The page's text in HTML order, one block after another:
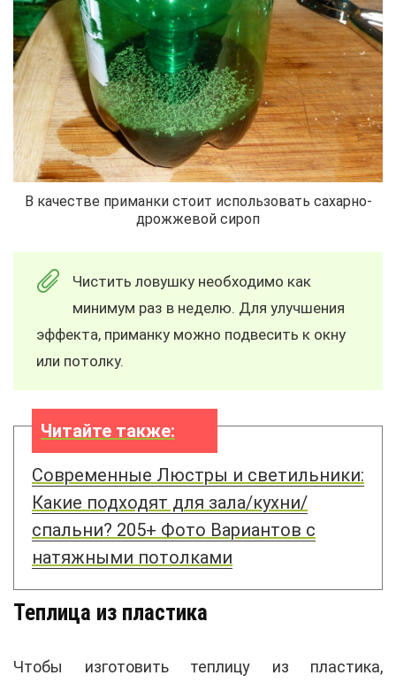
В качестве приманки стоит использовать сахарно-
дрожжевой сироп
Чистить ловушку необходимо как
минимум раз в неделю. Для улучшения
эффекта, приманку можно подвесить к окну
или потолку.
Читайте также:
Современные Люстры и светильники:
Какие подходят для зала/кухни/
спальни? 205+ Фото Вариантов с
натяжными потолками
Теплица из пластика
Чтобы изготовить теплицу из пластика,